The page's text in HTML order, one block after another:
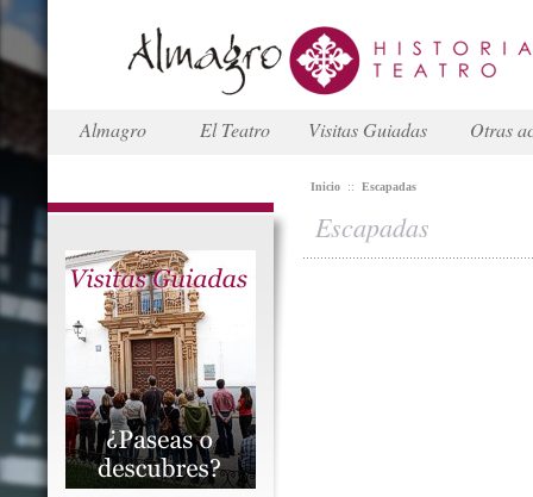
Almagro El Teatro Visitas Guiadas Otras
Inicio :: Escapadas
Escapadas